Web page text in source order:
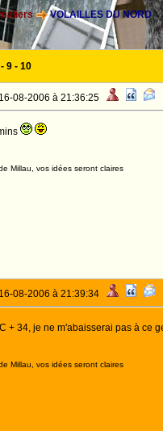
VOLAILLES DU NORD
- 9 - 10
08-2006 à 21:36:25
Millau, vos idées seront claires
08-2006 à 21:39:34
+ 34, je ne m'abaisserai pas à ce
Millau, vos idées seront claires